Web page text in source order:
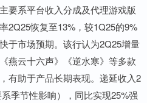
要系平台收入分成及代理游戏版
2Q25恢复至13%，较1Q25的9%
于市场预期。该行认为2Q25增量
燕云十六声》《逆水寒》等多款
有助于产品长期表现。递延收入2
季节性影响），同比实现25%强